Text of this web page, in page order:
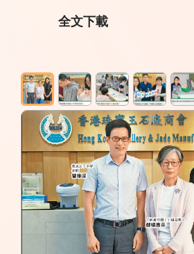
全文下載